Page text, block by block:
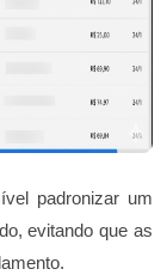
padronizar um
evitando que as